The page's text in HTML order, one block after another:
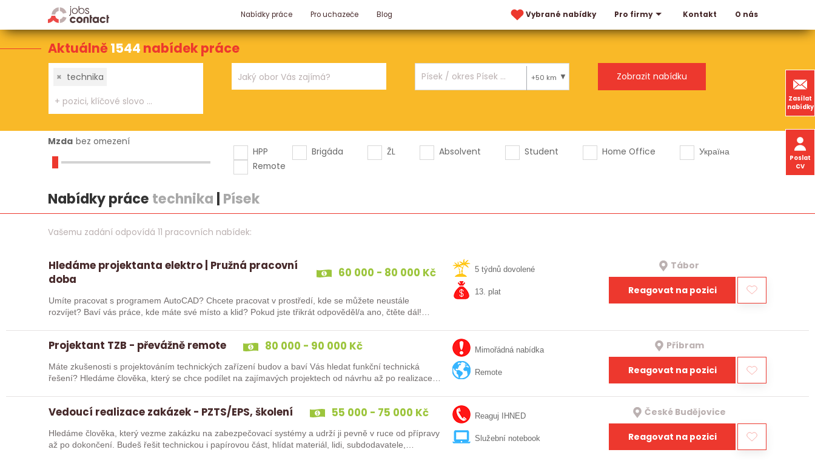
Nabídky práce Pro uchazeče Blog Vybrané nabídky Pro firmy Kontakt O nás
Zasílat
nabídky
Poslat
CV
Aktuálně1544 nabídek práce
× technika +50 km
Mzda bez omezení
HPP
Brigáda ŽL Absolvent Student Home Office
Україна
Remote
Nabídky práce technika Písek
Vašemu zadání odpovídá 11 pracovních nabídek:
Hledáme projektanta elektro | Pružná pracovní
doba
60 000 - 80 000 Kč
Umíte pracovat s programem AutoCAD? Chcete pracovat v prostředí, kde se můžete neustále
rozvíjet? Baví vás práce, kde máte své místo a klid? Pokud jste třikrát odpověděl/a ano, čtěte dál!
5 týdnů dovolené
13. plat
Tábor
Reagovat na pozici
Projektant TZB - převážně remote 80 000 - 90 000 Kč
Máte zkušenosti s projektováním technických zařízení budov a baví Vás hledat funkční technická
řešení? Hledáme člověka, který se chce podílet na zajímavých projektech od návrhu až po realizace
Mimořádná nabídka
Remote
Příbram
Reagovat na pozici
Vedoucí realizace zakázek - PZTS/EPS, školení 55 000 - 75 000 Kč
Hledáme člověka, který vezme zakázku na zabezpečovací systémy a udrží ji pevně v ruce od přípravy
až po dokončení. Budeš řešit technickou i papírovou část, hlídat materiál, lidi, subdodavatele,…
Reaguj IHNED
Služební notebook
České Budějovice
Reagovat na pozici